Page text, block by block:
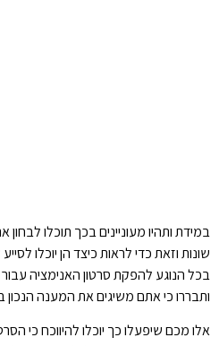
במידת ותהיו מעוניינים בכך תוכלו
שונות וזאת כדי לראות כיצד הן יוכלו
בכל הנוגע להפקת סרטון האנימציה
ותבררו כי אתם משיגים את המענה הנכון
אלו מכם שיפעלו כך יוכלו להיווכח כי